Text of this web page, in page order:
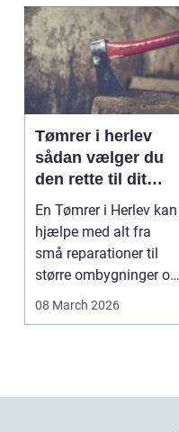
Tømrer i herlev
sådan vælger du
den rette til dit
projekt
En Tømrer i Herlev kan
hjælpe med alt fra
små reparationer til
større ombygninger og
tilbygninger. N...
08 March 2026